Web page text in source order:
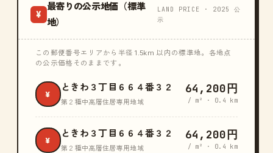
¥
最寄りの公示地価（標準
地）
LAND PRICE · 2025 公
示
この郵便番号エリアから半径 1.5km 以内の標準地。各地点
の公示価格そのままです。
¥
ときわ３丁目６６４番３２
第２種中高層住居専用地域
64,200円
/ m² · 0.4 km
¥
ときわ３丁目６６４番３２
第２種中高層住居専用地域
64,200円
/ m² · 0.4 km